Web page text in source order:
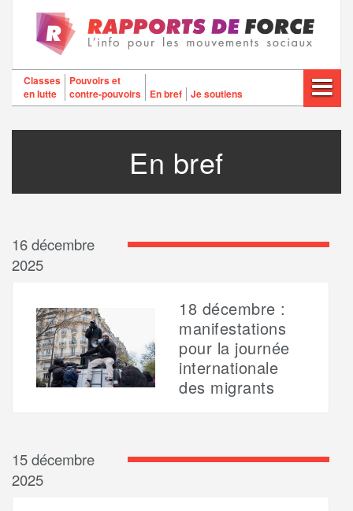
contenu
Classes
en lutte
Pouvoirs et
contre-pouvoirs
En bref Je soutiens
En bref
16 décembre
2025
18 décembre :
manifestations
pour la journée
internationale
des migrants
15 décembre
2025